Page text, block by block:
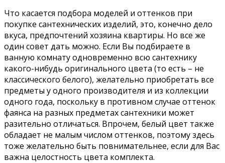
Что касается подбора моделей и оттенков при
покупке сантехнических изделий, это, конечно дело
вкуса, предпочтений хозяина квартиры. Но все же
один совет дать можно. Если Вы подбираете в
ванную комнату одновременно всю сантехнику
какого-нибудь оригинального цвета (то есть – не
классического белого), желательно приобретать все
предметы у одного производителя и из коллекции
одного года, поскольку в противном случае оттенок
фаянса на разных предметах сантехники может
разительно отличаться. Впрочем, белый цвет также
обладает не малым числом оттенков, поэтому здесь
тоже желательно быть повнимательнее, если для Вас
важна целостность цвета комплекта.